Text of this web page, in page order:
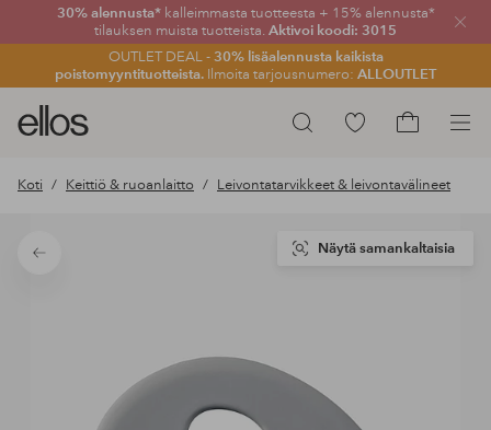
30% alennusta*kalleimmasta tuotteesta + 15% alennusta*
tilauksen muista tuotteista. Aktivoi koodi: 3015
OUTLET DEAL -30% lisäalennusta kaikista
poistomyyntituotteista. Ilmoita tarjousnumero: ALLOUTLET
Sulje
Hae
Ellos-
logo
siirry
Siirry
suosikkituotteisiin
ostoskoriin
Koti Keittiö & ruoanlaitto Leivontatarvikkeet & leivontavälineet
Takaisin
Näytä samankaltaisia